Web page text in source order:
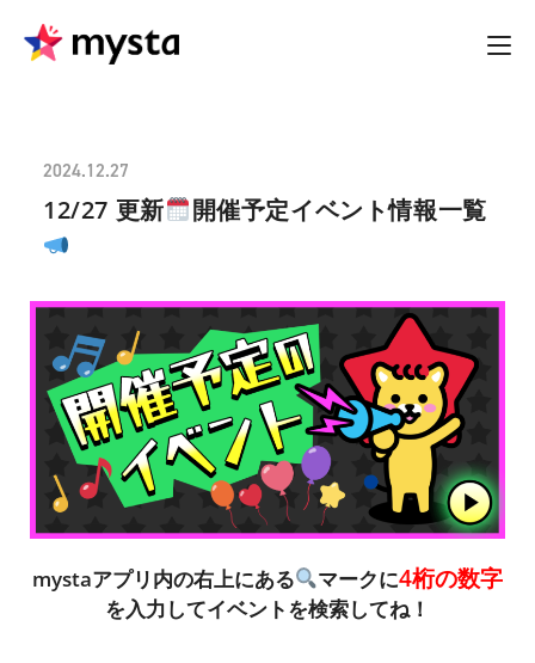
2024.12.27
12/27 更新 開催予定イベント情報一覧
mystaアプリ内の右上にある マークに4桁の数字
を入力してイベントを検索してね！